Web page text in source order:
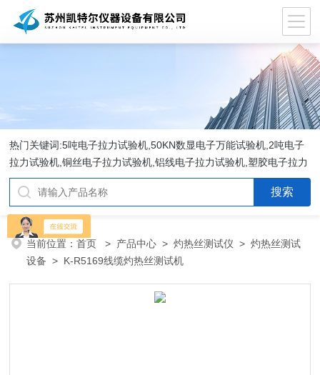
热门关键词:5吨电子拉力试验机,50KN数显电子万能试验机,2吨电子
拉力试验机,铜丝电子拉力试验机,铝线电子拉力试验机,塑胶电子拉力
试验机.
当前位置：首页 > 产品中心 >灼热丝测试仪 >灼热丝测试
设备 > K-R5169线缆灼热丝测试机